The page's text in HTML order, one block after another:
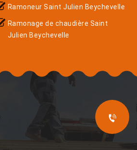
Ramoneur Saint Julien Beychevelle
Ramonage de chaudière Saint
Julien Beychevelle